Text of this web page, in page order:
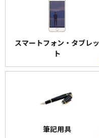
スマートフォン・タブレッ
ト
筆記用具